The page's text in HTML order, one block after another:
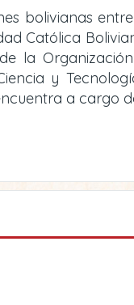
bolivianas
Católica
la
y
a cargo